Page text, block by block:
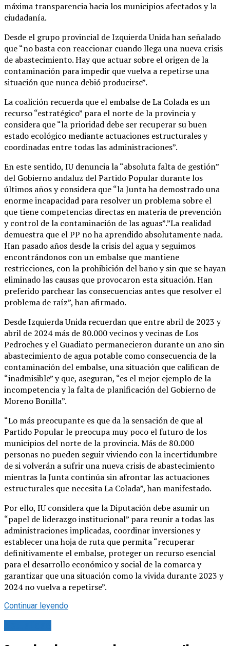
máxima transparencia hacia los municipios afectados y la
ciudadanía.
Desde el grupo provincial de Izquierda Unida han señalado
que “no basta con reaccionar cuando llega una nueva crisis
de abastecimiento. Hay que actuar sobre el origen de la
contaminación para impedir que vuelva a repetirse una
situación que nunca debió producirse”.
La coalición recuerda que el embalse de La Colada es un
recurso “estratégico” para el norte de la provincia y
considera que “la prioridad debe ser recuperar su buen
estado ecológico mediante actuaciones estructurales y
coordinadas entre todas las administraciones”.
En este sentido, IU denuncia la “absoluta falta de gestión”
del Gobierno andaluz del Partido Popular durante los
últimos años y considera que “la Junta ha demostrado una
enorme incapacidad para resolver un problema sobre el
que tiene competencias directas en materia de prevención
y control de la contaminación de las aguas”.”La realidad
demuestra que el PP no ha aprendido absolutamente nada.
Han pasado años desde la crisis del agua y seguimos
encontrándonos con un embalse que mantiene
restricciones, con la prohibición del baño y sin que se hayan
eliminado las causas que provocaron esta situación. Han
preferido parchear las consecuencias antes que resolver el
problema de raíz”, han afirmado.
Desde Izquierda Unida recuerdan que entre abril de 2023 y
abril de 2024 más de 80.000 vecinos y vecinas de Los
Pedroches y el Guadiato permanecieron durante un año sin
abastecimiento de agua potable como consecuencia de la
contaminación del embalse, una situación que califican de
“inadmisible” y que, aseguran, “es el mejor ejemplo de la
incompetencia y la falta de planificación del Gobierno de
Moreno Bonilla”.
“Lo más preocupante es que da la sensación de que al
Partido Popular le preocupa muy poco el futuro de los
municipios del norte de la provincia. Más de 80.000
personas no pueden seguir viviendo con la incertidumbre
de si volverán a sufrir una nueva crisis de abastecimiento
mientras la Junta continúa sin afrontar las actuaciones
estructurales que necesita La Colada”, han manifestado.
Por ello, IU considera que la Diputación debe asumir un
“papel de liderazgo institucional” para reunir a todas las
administraciones implicadas, coordinar inversiones y
establecer una hoja de ruta que permita “recuperar
definitivamente el embalse, proteger un recurso esencial
para el desarrollo económico y social de la comarca y
garantizar que una situación como la vivida durante 2023 y
2024 no vuelva a repetirse”.
Continuar leyendo